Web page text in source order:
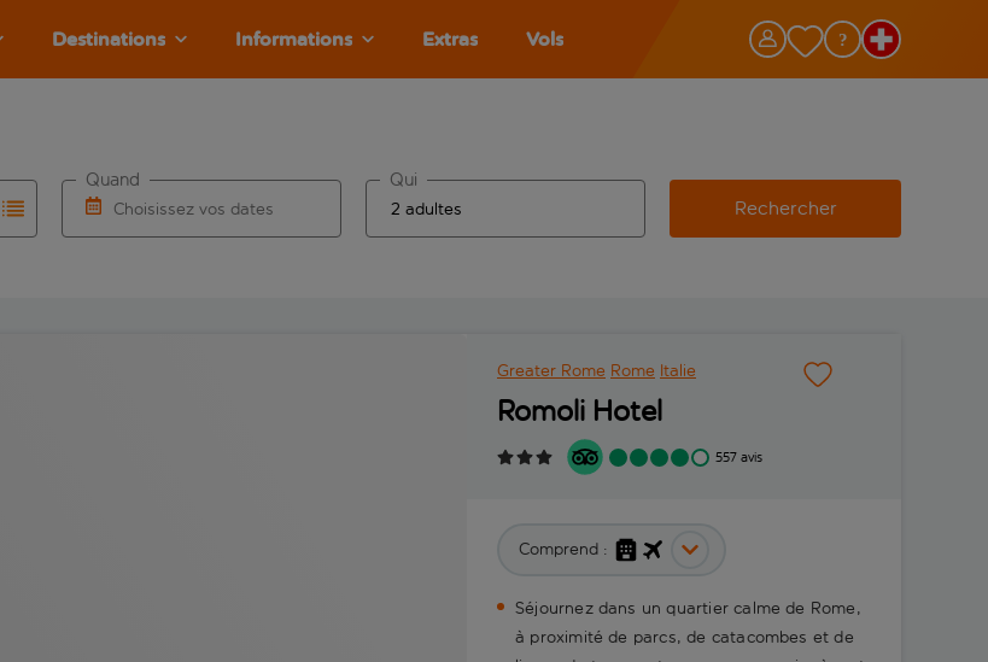
Destinations Informations Extras Vols
Choisissez vos dates
Quand Qui
Rechercher
Greater Rome Rome Italie
Romoli Hotel
557 avis
Comprend :
Séjournez dans un quartier calme de Rome,
à proximité de parcs, de catacombes et de